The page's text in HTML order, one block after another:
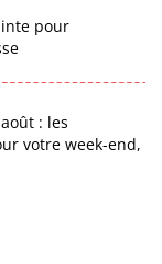
pour
: les
votre week-end,